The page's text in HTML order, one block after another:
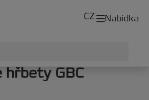
Nabídka
CZ
hřbety GBC